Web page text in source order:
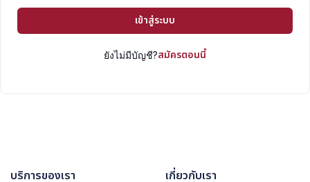
เข้าสู่ระบบ
ยังไม่มีบัญชี?สมัครตอนนี้
บริการของเรา เกี่ยวกับเรา